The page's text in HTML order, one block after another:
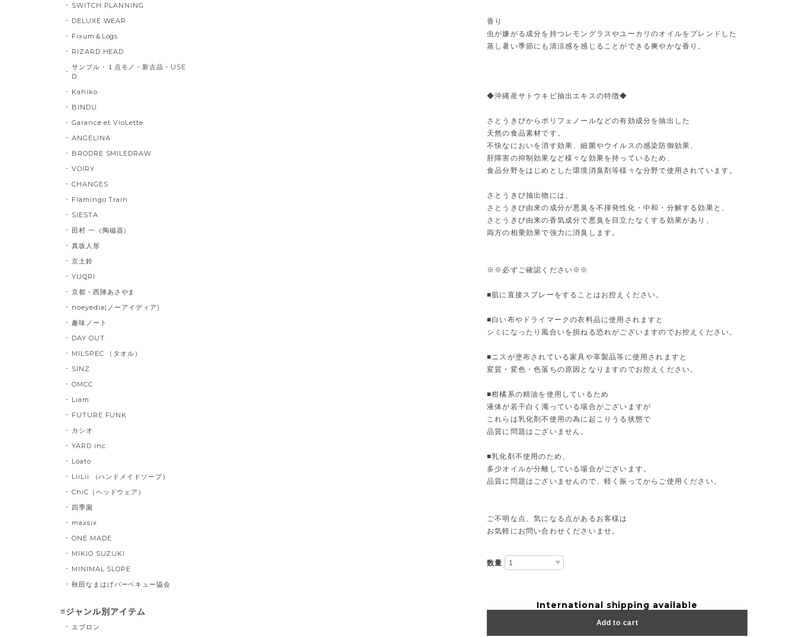
香り
虫が嫌がる成分を持つレモングラスやユーカリのオイルをブレンドした
蒸し暑い季節にも清涼感を感じることができる爽やかな香り。
◆沖縄産サトウキビ抽出エキスの特徴◆
さとうきびからポリフェノールなどの有効成分を抽出した
天然の食品素材です。
不快なにおいを消す効果、細菌やウイルスの感染防御効果、
肝障害の抑制効果など様々な効果を持っているため、
食品分野をはじめとした環境消臭剤等様々な分野で使用されています。
さとうきび抽出物には、
さとうきび由来の成分が悪臭を不揮発性化・中和・分解する効果と、
さとうきび由来の香気成分で悪臭を目立たなくする効果があり、
両方の相乗効果で強力に消臭します。
※※必ずご確認ください※※
■肌に直接スプレーをすることはお控えください。
■白い布やドライマークの衣料品に使用されますと
シミになったり風合いを損ねる恐れがございますのでお控えください。
■ニスが塗布されている家具や革製品等に使用されますと
変質・変色・色落ちの原因となりますのでお控えください。
■柑橘系の精油を使用しているため
液体が若干白く濁っている場合がございますが
これらは乳化剤不使用の為に起こりうる状態で
品質に問題はございません。
■乳化剤不使用のため、
多少オイルが分離している場合がございます。
品質に問題はございませんので、軽く振ってからご使用ください。
ご不明な点、気になる点があるお客様は
お気軽にお問い合わせくださいませ。
数量
International shipping available
Add to cart
SWITCH PLANNING
DELUXE WEAR
Fixum＆Logs
RIZARD HEAD
サンプル・１点モノ・新古品・USE
D
Kahiko
BINDU
Garance et VioLette
ANGELINA
BRODRE SMILEDRAW
VOIRY
CHANGES
Flamingo Train
SIESTA
田村 一（陶磁器）
真坂人形
京土鈴
YUQRI
京都・西陣あさやま
noeyedia(ノーアイディア)
趣味ノート
DAY OUT
MILSPEC （タオル）
SINZ
OMCC
Liam
FUTURE FUNK
カシオ
YARD inc.
Loato
LiiLii （ハンドメイドソープ）
ChiC（ヘッドウェア）
四季園
maxsix
ONE MADE
MIKIO SUZUKI
MINIMAL SLOPE
秋田なまはげバーベキュー協会
≡ジャンル別アイテム
エプロン